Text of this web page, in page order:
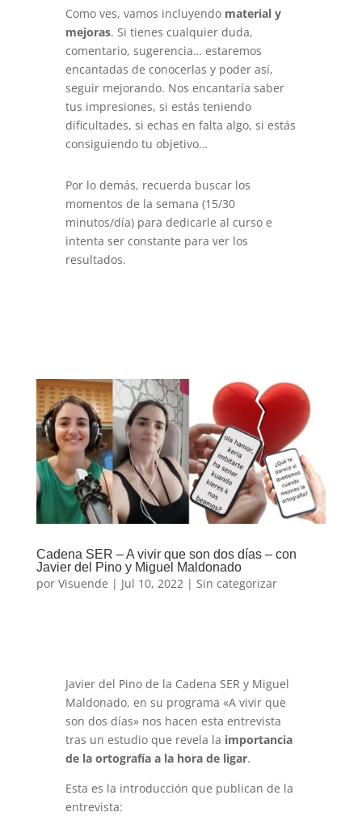
Como ves, vamos incluyendo material y
mejoras. Si tienes cualquier duda,
comentario, sugerencia… estaremos
encantadas de conocerlas y poder así,
seguir mejorando. Nos encantaría saber
tus impresiones, si estás teniendo
dificultades, si echas en falta algo, si estás
consiguiendo tu objetivo…
Por lo demás, recuerda buscar los
momentos de la semana (15/30
minutos/día) para dedicarle al curso e
intenta ser constante para ver los
resultados.
Cadena SER – A vivir que son dos días – con
Javier del Pino y Miguel Maldonado
por Visuende | Jul 10, 2022| Sin categorizar
Javier del Pino de la Cadena SER y Miguel
Maldonado, en su programa «A vivir que
son dos días» nos hacen esta entrevista
tras un estudio que revela la importancia
de la ortografía a la hora de ligar.
Esta es la introducción que publican de la
entrevista: